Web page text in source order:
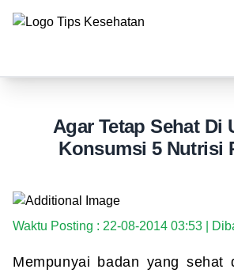
Agar Tetap Sehat Di
Konsumsi 5 Nutrisi
Waktu Posting : 22-08-2014 03:53 |
Mempunyai badan yang sehat